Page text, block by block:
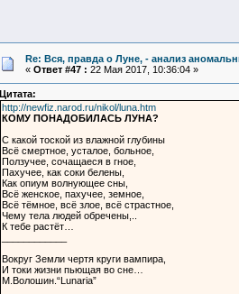
Re: Вся, правда о Луне, - анализ
« Ответ #47 : 22 Мая 2017, 10:36:04 »
Цитата:
http://newfiz.narod.ru/nikol/luna.htm
КОМУ ПОНАДОБИЛАСЬ ЛУНА?
С какой тоской из влажной глубины
Всё смертное, усталое, больное,
Ползучее, сочащаеся в гное,
Пахучее, как соки белены,
Как опиум волнующее сны,
Всё женское, пахучее, земное,
Всё тёмное, всё злое, всё страстное,
Чему тела людей обречены,..
К тебе растёт…
Вокруг Земли чертя круги вампира,
И токи жизни пьющая во сне…
М.Волошин.“Lunaria”